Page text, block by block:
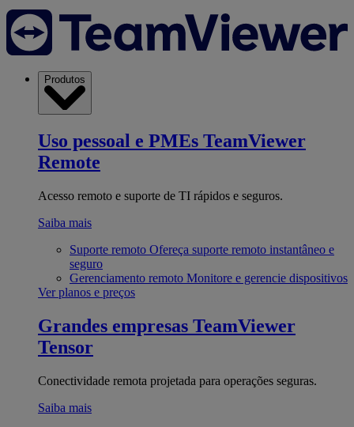
Produtos
Uso pessoal e PMEs TeamViewer
Remote
Acesso remoto e suporte de TI rápidos e seguros.
Saiba mais
Suporte remoto Ofereça suporte remoto instantâneo e
seguro
Gerenciamento remoto Monitore e gerencie dispositivos
Ver planos e preços
Grandes empresas TeamViewer
Tensor
Conectividade remota projetada para operações seguras.
Saiba mais